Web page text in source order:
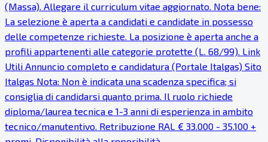
(Massa). Allegare il curriculum vitae aggiornato. Nota bene:
La selezione è aperta a candidati e candidate in possesso
delle competenze richieste. La posizione è aperta anche a
profili appartenenti alle categorie protette (L. 68/99). Link
Utili Annuncio completo e candidatura (Portale Italgas) Sito
Italgas Nota: Non è indicata una scadenza specifica; si
consiglia di candidarsi quanto prima. Il ruolo richiede
diploma/laurea tecnica e 1-3 anni di esperienza in ambito
tecnico/manutentivo. Retribuzione RAL € 33.000 - 35.100 +